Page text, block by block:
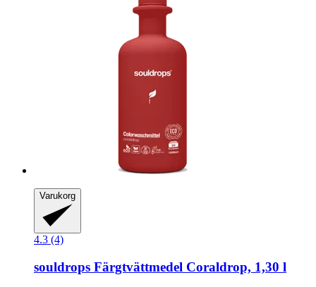
Varukorg
4.3 (4)
souldrops Färgtvättmedel Coraldrop, 1,30 l